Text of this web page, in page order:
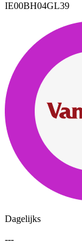
IE00BH04GL39
Dagelijks
---